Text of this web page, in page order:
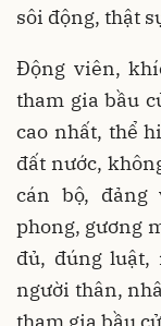
sôi động, thật
Động viên,
tham gia bầu
cao nhất, thể
đất nước,
cán bộ,
phong, gương
đủ, đúng luật,
người thân,